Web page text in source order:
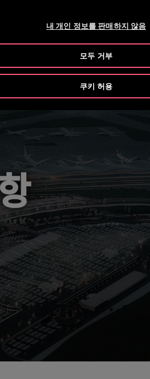
오티스 엘리베이터 공식 블로그 브로셔 및 도면
회사 소개
내 개인 정보를 판매하지 않음
모두 거부
쿠키 허용